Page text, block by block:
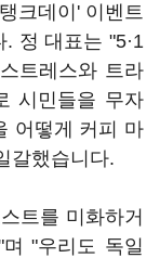
크데이' 이벤트
정 대표는 "5·1
트레스와 트라
시민들을 무자
어떻게 커피 마
갈했습니다.
트를 미화하거
"우리도 독일